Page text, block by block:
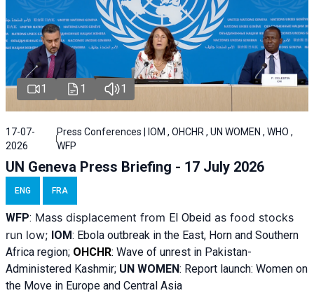
1 1 1
17-07-
2026
Press Conferences | IOM , OHCHR , UN WOMEN , WHO ,
WFP
UN Geneva Press Briefing - 17 July 2026
ENG FRA
WFP: Mass displacement from El Obeid as food stocks
run low; IOM: Ebola outbreak in the East, Horn and Southern
Africa region; OHCHR: Wave of unrest in Pakistan-
Administered Kashmir; UN WOMEN: Report launch: Women on
the Move in Europe and Central Asia